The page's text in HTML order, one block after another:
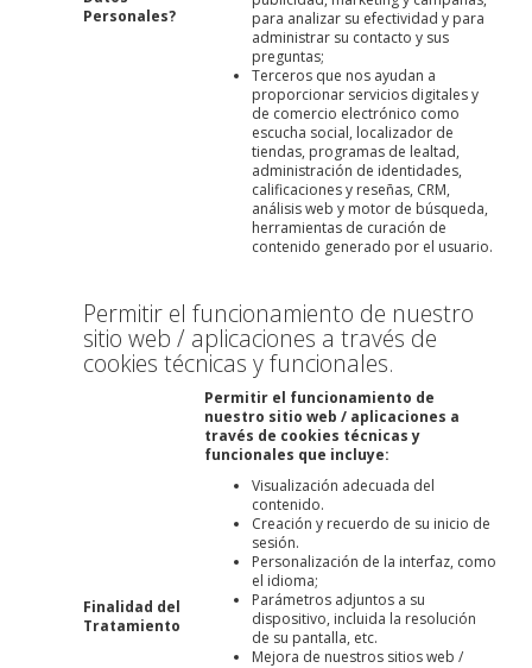
Personales?
para analizar su efectividad y para
administrar su contacto y sus
preguntas;
Terceros que nos ayudan a
proporcionar servicios digitales y
de comercio electrónico como
escucha social, localizador de
tiendas, programas de lealtad,
administración de identidades,
calificaciones y reseñas, CRM,
análisis web y motor de búsqueda,
herramientas de curación de
contenido generado por el usuario.
Permitir el funcionamiento de nuestro
sitio web / aplicaciones a través de
cookies técnicas y funcionales.
Finalidad del
Tratamiento
Permitir el funcionamiento de
nuestro sitio web / aplicaciones a
través de cookies técnicas y
funcionales que incluye:
Visualización adecuada del
contenido.
Creación y recuerdo de su inicio de
sesión.
Personalización de la interfaz, como
el idioma;
Parámetros adjuntos a su
dispositivo, incluida la resolución
de su pantalla, etc.
Mejora de nuestros sitios web /